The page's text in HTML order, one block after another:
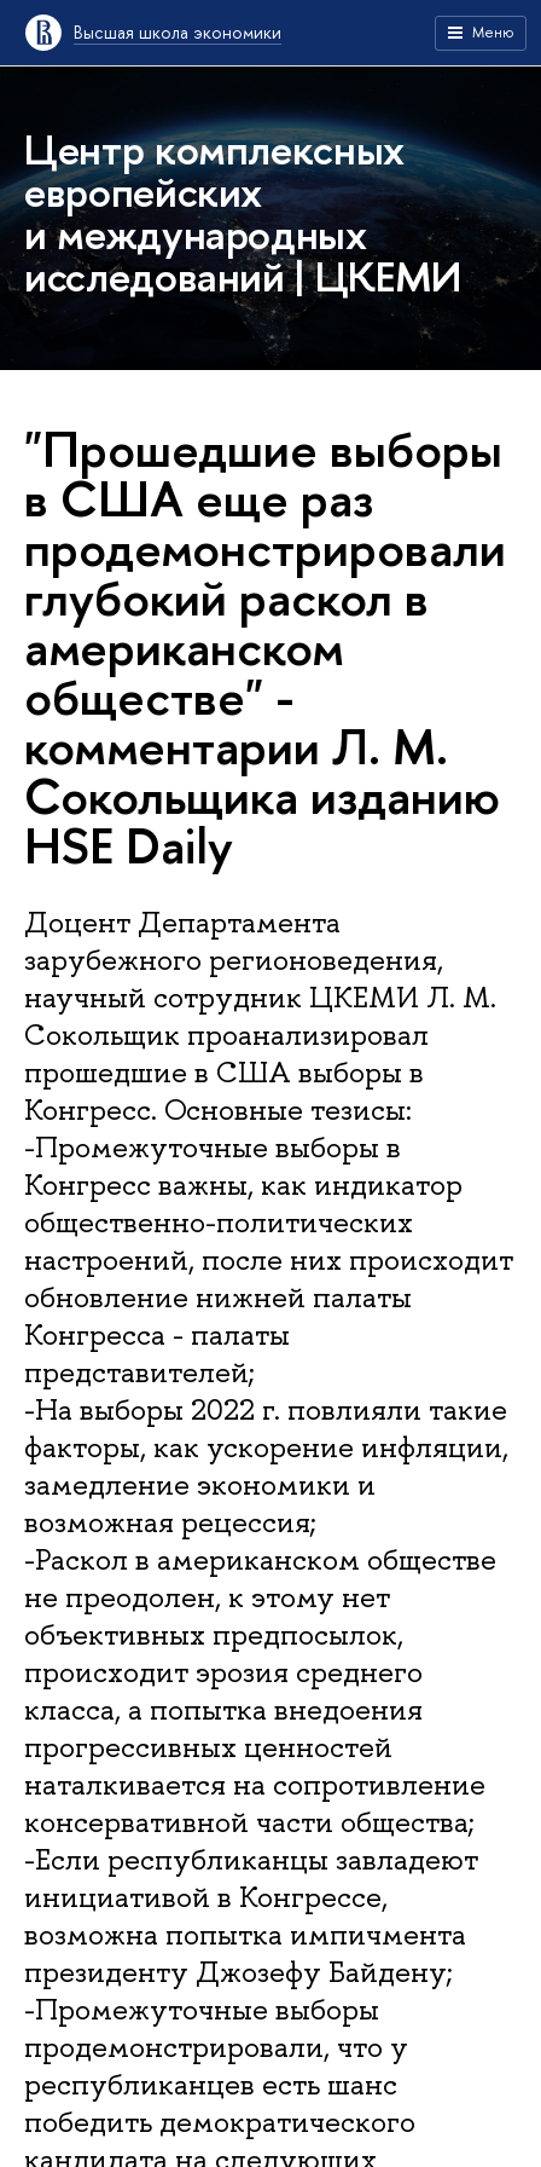
Высшая школа экономики Меню
Центр комплексных
европейских
и международных
исследований | ЦКЕМИ
"Прошедшие выборы
в США еще раз
продемонстрировали
глубокий раскол в
американском
обществе" -
комментарии Л. М.
Сокольщика изданию
HSE Daily
Доцент Департамента
зарубежного регионоведения,
научный сотрудник ЦКЕМИ Л. М.
Сокольщик проанализировал
прошедшие в США выборы в
Конгресс. Основные тезисы:
-Промежуточные выборы в
Конгресс важны, как индикатор
общественно-политических
настроений, после них происходит
обновление нижней палаты
Конгресса - палаты
представителей;
-На выборы 2022 г. повлияли такие
факторы, как ускорение инфляции,
замедление экономики и
возможная рецессия;
-Раскол в американском обществе
не преодолен, к этому нет
объективных предпосылок,
происходит эрозия среднего
класса, а попытка внедоения
прогрессивных ценностей
наталкивается на сопротивление
консервативной части общества;
-Если республиканцы завладеют
инициативой в Конгрессе,
возможна попытка импичмента
президенту Джозефу Байдену;
-Промежуточные выборы
продемонстрировали, что у
республиканцев есть шанс
победить демократического
кандидата на следующих